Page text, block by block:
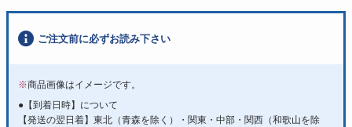
ご注文前に必ずお読み下さい
※商品画像はイメージです。
●【到着日時】について
【発送の翌日着】東北（青森を除く）・関東・中部・関西（和歌山を除